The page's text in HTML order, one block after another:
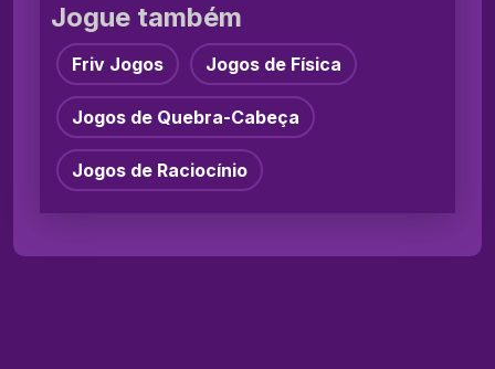
Jogue também
Friv Jogos Jogos de Física
Jogos de Quebra-Cabeça
Jogos de Raciocínio